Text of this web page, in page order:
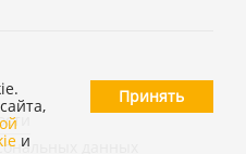
данных
и
Принять